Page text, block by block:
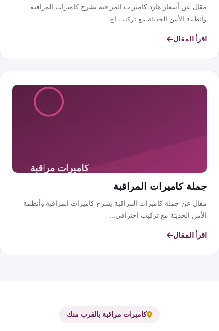
مقال عن أسعار هارد كاميرات المراقبة يشرح كاميرات المراقبة
وأنظمة الأمن الحديثة مع تركيب اح...
اقرأ المقال
جملة كاميرات المراقبة
مقال عن جملة كاميرات المراقبة يشرح كاميرات المراقبة وأنظمة
الأمن الحديثة مع تركيب احترافي...
اقرأ المقال
كاميرات مراقبة بالقرب منك